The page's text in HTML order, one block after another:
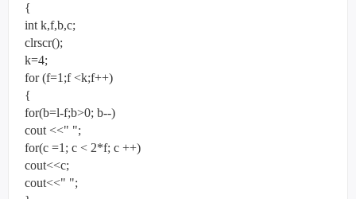
{
int k,f,b,c;
clrscr();
k=4;
for (f=1;f <k;f++)
{
for(b=l-f;b>0; b--)
cout <<" ";
for(c =1; c < 2*f; c ++)
cout<<c;
cout<<" ";